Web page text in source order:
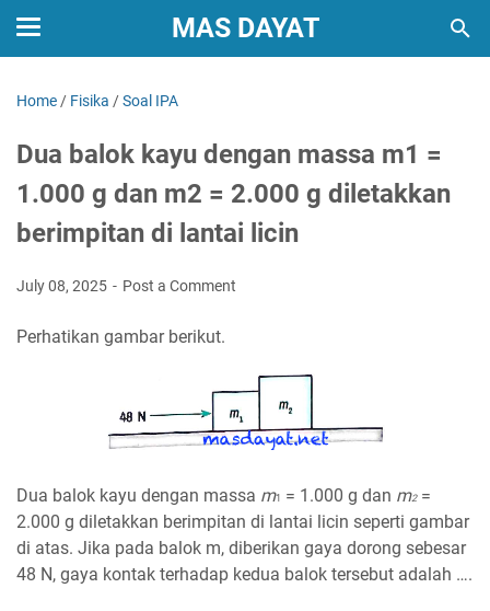
MAS DAYAT
Home / Fisika /Soal IPA
Dua balok kayu dengan massa m1 =
1.000 g dan m2 = 2.000 g diletakkan
berimpitan di lantai licin
July 08, 2025 Post a Comment
Perhatikan gambar berikut.
Dua balok kayu dengan massa m1 = 1.000 g dan m2=
2.000 g diletakkan berimpitan di lantai licin seperti gambar
di atas. Jika pada balok m, diberikan gaya dorong sebesar
48 N, gaya kontak terhadap kedua balok tersebut adalah ….